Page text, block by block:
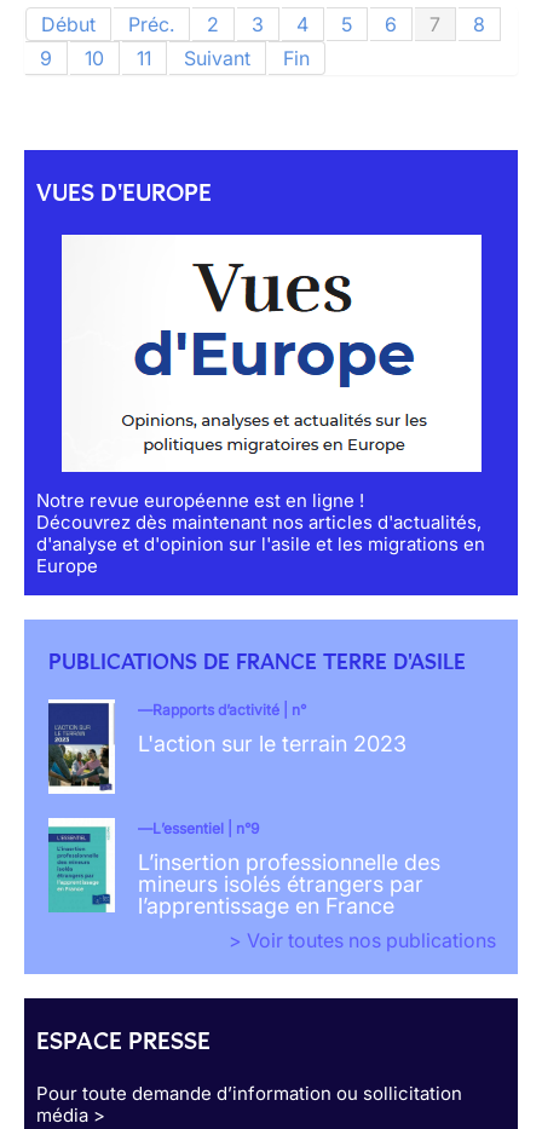
Début Préc. 2 3 4 5 6 7
8
9
10 11 Suivant Fin
VUES D'EUROPE
Notre revue européenne est en ligne !
Découvrez dès maintenant nos articles d'actualités,
d'analyse et d'opinion sur l'asile et les migrations en
Europe
PUBLICATIONS DE FRANCE TERRE D'ASILE
Rapports d’activité | n°
L'action sur le terrain 2023
L’essentiel | n°9
L’insertion professionnelle des
mineurs isolés étrangers par
l’apprentissage en France
> Voir toutes nos publications
ESPACE PRESSE
Pour toute demande d’information ou sollicitation
média >